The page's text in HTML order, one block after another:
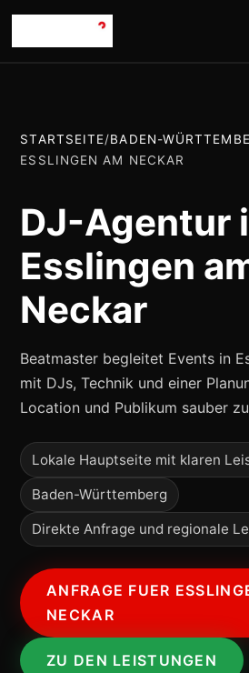
STARTSEITE/BADEN-
ESSLINGEN AM NECKAR
DJ-Agentur
Esslingen
Neckar
Beatmaster begleitet Events in
mit DJs, Technik und einer
Location und Publikum sauber
Lokale Hauptseite mit klaren
Baden-Württemberg
Direkte Anfrage und regionale
ANFRAGE FUER
NECKAR
ZU DEN LEISTUNGEN